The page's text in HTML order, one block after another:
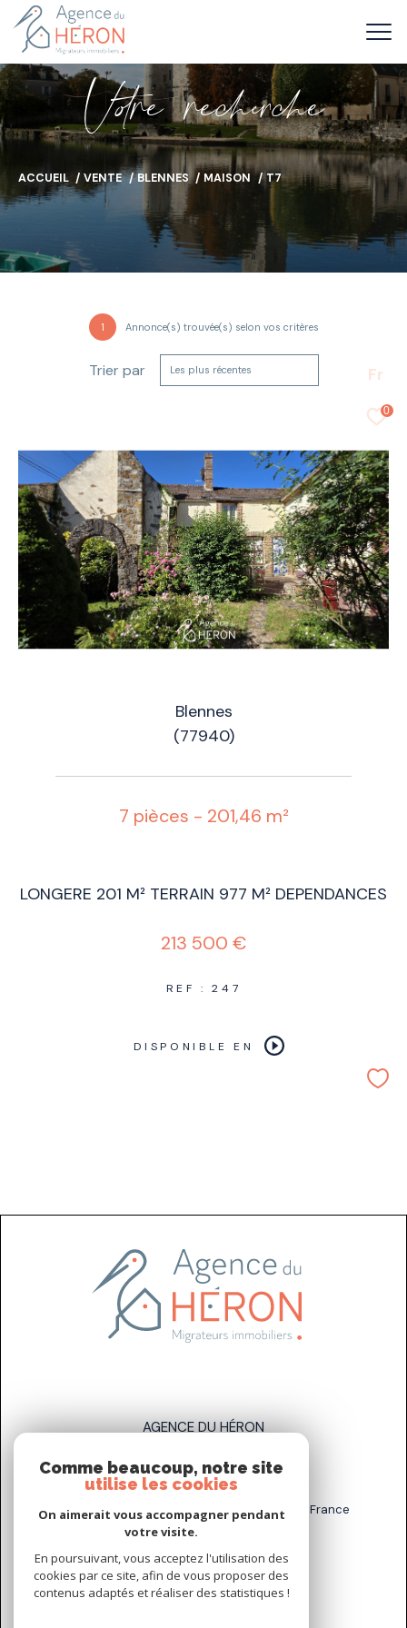
Fr
0
Vore recece
ACCUEIL VENTE BLENNES MAISON T7
1 Annonce(s) trouvée(s) selon vos critères
Trier par Les plus récentes
Blennes
(77940)
7 pièces - 201,46 m²
LONGERE 201 M² TERRAIN 977 M² DEPENDANCES
213 500 €
REF : 247
DISPONIBLE EN
AGENCE DU HÉRON
07 83 89 58 93
sarah.stahl@agenceduheron.fr
6 bis Rue de la Grande Maison, 77890 Arville, France
NOUS SUIVRE SUR
Comme beaucoup, notre site
utilise les cookies
On aimerait vous accompagner pendant
votre visite.
En poursuivant, vous acceptez l'utilisation des
cookies par ce site, afin de vous proposer des
contenus adaptés et réaliser des statistiques !